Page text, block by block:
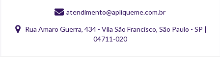
atendimento@apliqueme.com.br
Rua Amaro Guerra, 434 - Vila São Francisco, São Paulo - SP |
04711-020